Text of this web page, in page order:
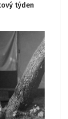
týden